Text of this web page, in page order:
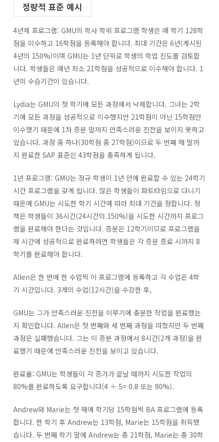
정량적 표준 예시
4년제 프로그램: GMU의 학사 학위 프로그램 학생은 매 학기 128학
점을 이수하고 16학점을 등록해야 합니다. 최대 기간은 6년(게시된
4년의 150%)이며 GMU는 1년 단위로 학생의 학업 진도를 검토합
니다. 학생들은 매년 최소 21학점을 성공적으로 이수해야 합니다. 1
년의 수습기간이 있습니다.
Lydia는 GMU의 첫 학기에 모든 과정에서 낙제합니다. 그녀는 2학
기에 모든 과정을 성공적으로 이수했지만 21학점이 아닌 15학점만
이수했기 때문에 1차 증분 말까지 만족스러운 진전을 보이지 못하고
있습니다. 과정 중 하나(30학점 중 27학점)이므로 두 번째 해 말까
지 완료한 SAP 표준인 43학점을 충족하게 됩니다.
1년 프로그램: GMU는 정규 학생이 1년 안에 완료할 수 있는 24학기
시간 프로그램을 갖게 됩니다. 많은 학생들이 파트타임으로 다니기
때문에 GMU는 시도한 학기 시간에 따라 최대 기간을 정합니다. 정
책은 학생들이 36시간(24시간의 150%)을 시도한 시간까지 프로그
램을 완료해야 한다는 것입니다. 증분은 12학기이므로 프로그램을
제 시간에 성공적으로 완료하려면 학생들은 각 증분 종료 시까지 8
학기를 완료해야 합니다.
Allen은 한 번에 한 수업씩 이 프로그램에 등록하고 각 수업은 4학
기 시간입니다. 3개의 수업(12시간)을 수강한 후,
GMU는 그가 만족스러운 진전을 이루기에 충분한 작업을 완료했는
지 확인합니다. Allen은 첫 번째와 세 번째 과정을 마쳤지만 두 번째
과정은 실패했습니다. 그는 이 증분 과정에서 8시간(2개 과정)을 완
료했기 때문에 만족스러운 진전을 보이고 있습니다.
완료율: GMU는 학생들이 각 증가가 끝날 때까지 시도한 작업의
80%를 완료하도록 요구합니다(4 ÷ 5= 0.8 또는 80%).
Andrew와 Marie는 첫 해에 학기당 15학점씩 BA 프로그램에 등록
합니다. 한 학기 후 Andrew는 13학점, Marie는 15학점을 취득했
습니다. 두 번째 학기 말에 Andrew는 총 21학점, Marie는 총 30학